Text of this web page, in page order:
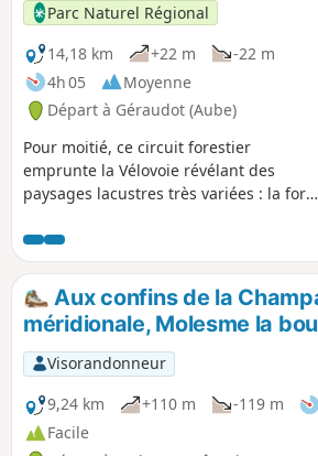
Parc Naturel Régional
14,18 km
+22 m
-22 m
4h 05
Moyenne
Départ à Géraudot (Aube)
Pour moitié, ce circuit forestier
emprunte la Vélovoie révélant des
paysages lacustres très variées : la forêt
dégagée depuis la digue du Lac du
Temple. En total contraste avec les
chemins de terre de la 2e partie
forestière et campagnarde.
Aux confins de la
méridionale, Molesme la
Visorandonneur
9,24 km
+110 m -119 m
Facile